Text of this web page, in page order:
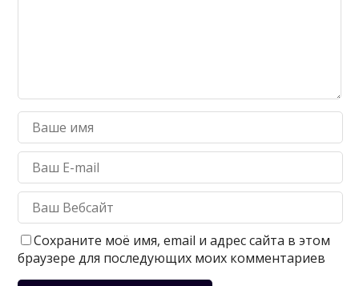
Сохраните моё имя, email и адрес сайта в этом
браузере для последующих моих комментариев